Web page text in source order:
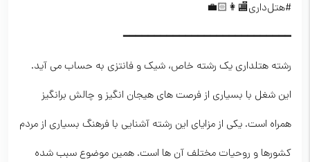
#هتل‌داری🏬👩🏻‍💼
━━━━━━━━━━━━━━━━━━━━━━━━━━━
رشته هتلداری یک رشته خاص، شیک و فانتزی به حساب می آید.
این شغل با بسیاری از فرصت های هیجان انگیز و چالش برانگیز
همراه است. یکی از مزایای این رشته آشنایی با فرهنگ بسیاری از مردم
کشورها و روحیات مختلف آن ها است. همین موضوع سبب شده